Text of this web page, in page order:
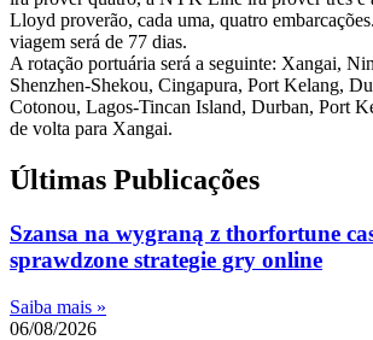
Lloyd proverão, cada uma, quatro
viagem será de 77 dias.
A rotação portuária será a seguinte: Xangai,
Shenzhen-Shekou, Cingapura, Port Kelang,
Cotonou, Lagos-Tincan Island, Durban, Port
de volta para Xangai.
Últimas Publicações
Szansa na wygraną z thorfortune
sprawdzone strategie gry online
Saiba mais »
06/08/2026